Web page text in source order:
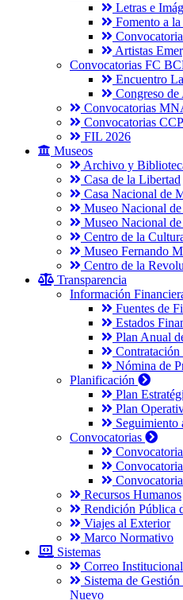
Letras e
Fomento a
Artistas
Convocatorias FC
Encuentro
Congreso
Convocatorias
Convocatorias CCP
FIL 2026
Museos
Archivo y
Casa de la Libertad
Casa Nacional de
Museo Nacional
Museo Nacional
Centro de la
Museo Fernando
Centro de la
Transparencia
Información
Fuentes de
Estados
Plan Anual
Nómina de
Planificación
Plan
Plan
Seguimiento
Convocatorias
Recursos Humanos
Rendición Pública
Viajes al Exterior
Marco Normativo
Sistemas
Correo Institucional
Sistema de
Nuevo